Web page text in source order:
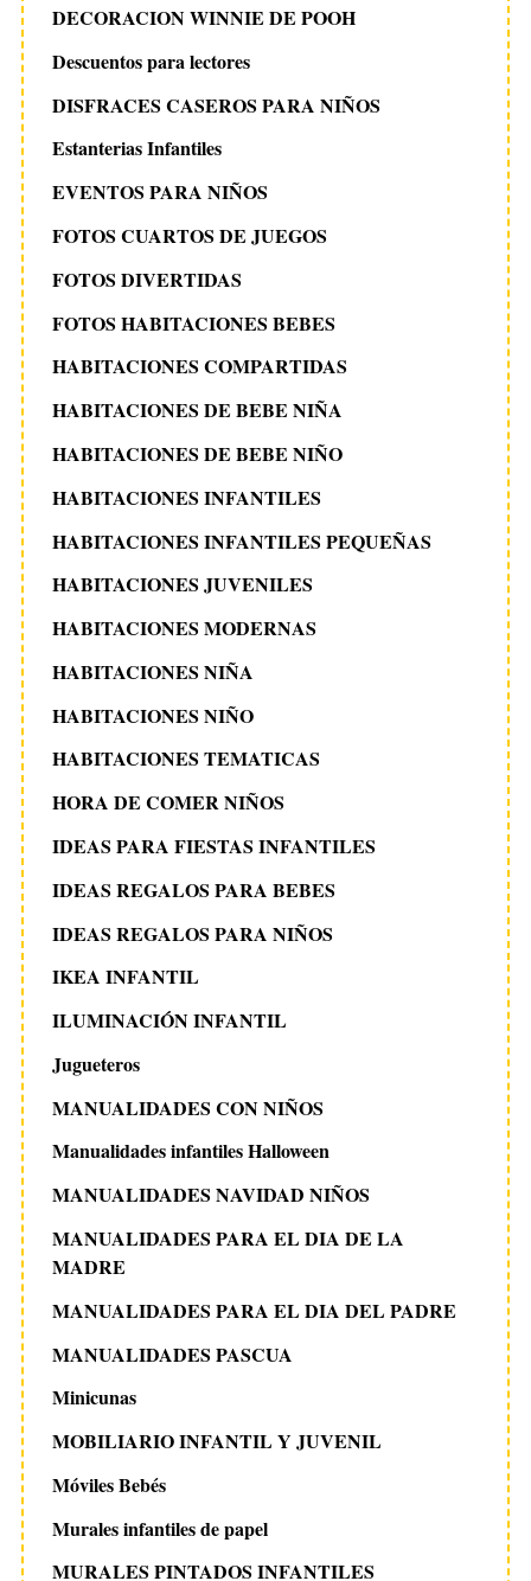
DECORACION WINNIE DE POOH
Descuentos para lectores
DISFRACES CASEROS PARA NIÑOS
Estanterias Infantiles
EVENTOS PARA NIÑOS
FOTOS CUARTOS DE JUEGOS
FOTOS DIVERTIDAS
FOTOS HABITACIONES BEBES
HABITACIONES COMPARTIDAS
HABITACIONES DE BEBE NIÑA
HABITACIONES DE BEBE NIÑO
HABITACIONES INFANTILES
HABITACIONES INFANTILES PEQUEÑAS
HABITACIONES JUVENILES
HABITACIONES MODERNAS
HABITACIONES NIÑA
HABITACIONES NIÑO
HABITACIONES TEMATICAS
HORA DE COMER NIÑOS
IDEAS PARA FIESTAS INFANTILES
IDEAS REGALOS PARA BEBES
IDEAS REGALOS PARA NIÑOS
IKEA INFANTIL
ILUMINACIÓN INFANTIL
Jugueteros
MANUALIDADES CON NIÑOS
Manualidades infantiles Halloween
MANUALIDADES NAVIDAD NIÑOS
MANUALIDADES PARA EL DIA DE LA
MADRE
MANUALIDADES PARA EL DIA DEL PADRE
MANUALIDADES PASCUA
Minicunas
MOBILIARIO INFANTIL Y JUVENIL
Móviles Bebés
Murales infantiles de papel
MURALES PINTADOS INFANTILES